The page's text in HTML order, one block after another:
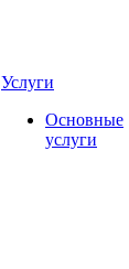
Услуги
Основные
услуги